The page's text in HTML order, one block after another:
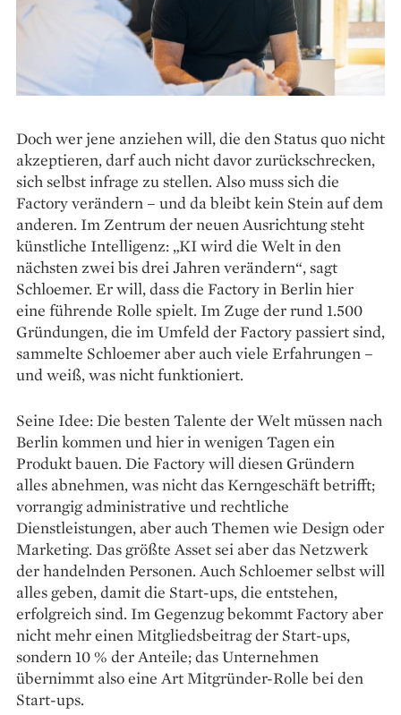
Doch wer jene anziehen will, die den Status quo nicht
akzeptieren, darf auch nicht davor zurück­schrecken,
sich selbst infrage zu stellen. Also muss sich die
Factory verändern – und da bleibt kein Stein auf dem
anderen. Im Zentrum der neuen Ausrichtung steht
künstliche Intelligenz: „KI wird die Welt in den
nächsten zwei bis drei Jahren verändern“, sagt
Schloemer. Er will, dass die Factory in Berlin hier
eine führende Rolle spielt. Im Zuge der rund 1.500
Gründungen, die im Umfeld der Factory passiert sind,
sammelte Schloemer aber auch viele Erfahrungen –
und weiß, was nicht funktioniert.
Seine Idee: Die besten Talente der Welt müssen nach
Berlin kommen und hier in wenigen Tagen ein
Produkt bauen. Die Factory will diesen Gründern
alles abnehmen, was nicht das Kerngeschäft betrifft;
vorrangig administrative und rechtliche
Dienstleistungen, aber auch Themen wie Design oder
Marketing. Das größte Asset sei aber das Netzwerk
der handelnden Personen. Auch Schloemer selbst will
alles geben, damit die Start-ups, die entstehen,
erfolgreich sind. Im Gegenzug bekommt Factory aber
nicht mehr einen Mitgliedsbeitrag der Start-ups,
sondern 10 % der Anteile; das Unternehmen
übernimmt also eine Art Mitgründer-Rolle bei den
Start-ups.